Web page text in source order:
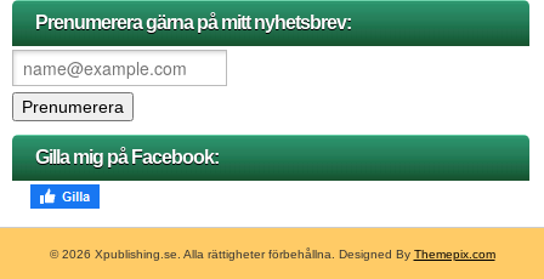
Prenumerera gärna på mitt nyhetsbrev:
Gilla mig på Facebook:
© 2026 Xpublishing.se. Alla rättigheter förbehållna. Designed By Themepix.com